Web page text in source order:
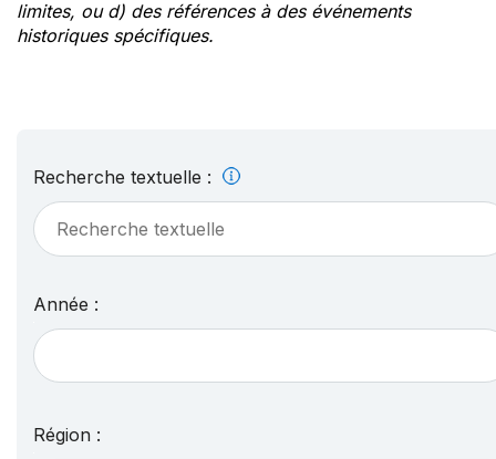
limites, ou d) des références à des événements
historiques spécifiques.
Recherche textuelle :
Année :
Région :